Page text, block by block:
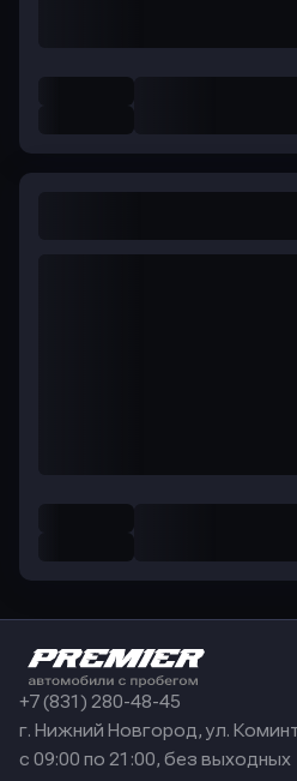
+7 (831) 280-48-45
г. Нижний Новгород, ул.
с 09:00 по 21:00, без выходных